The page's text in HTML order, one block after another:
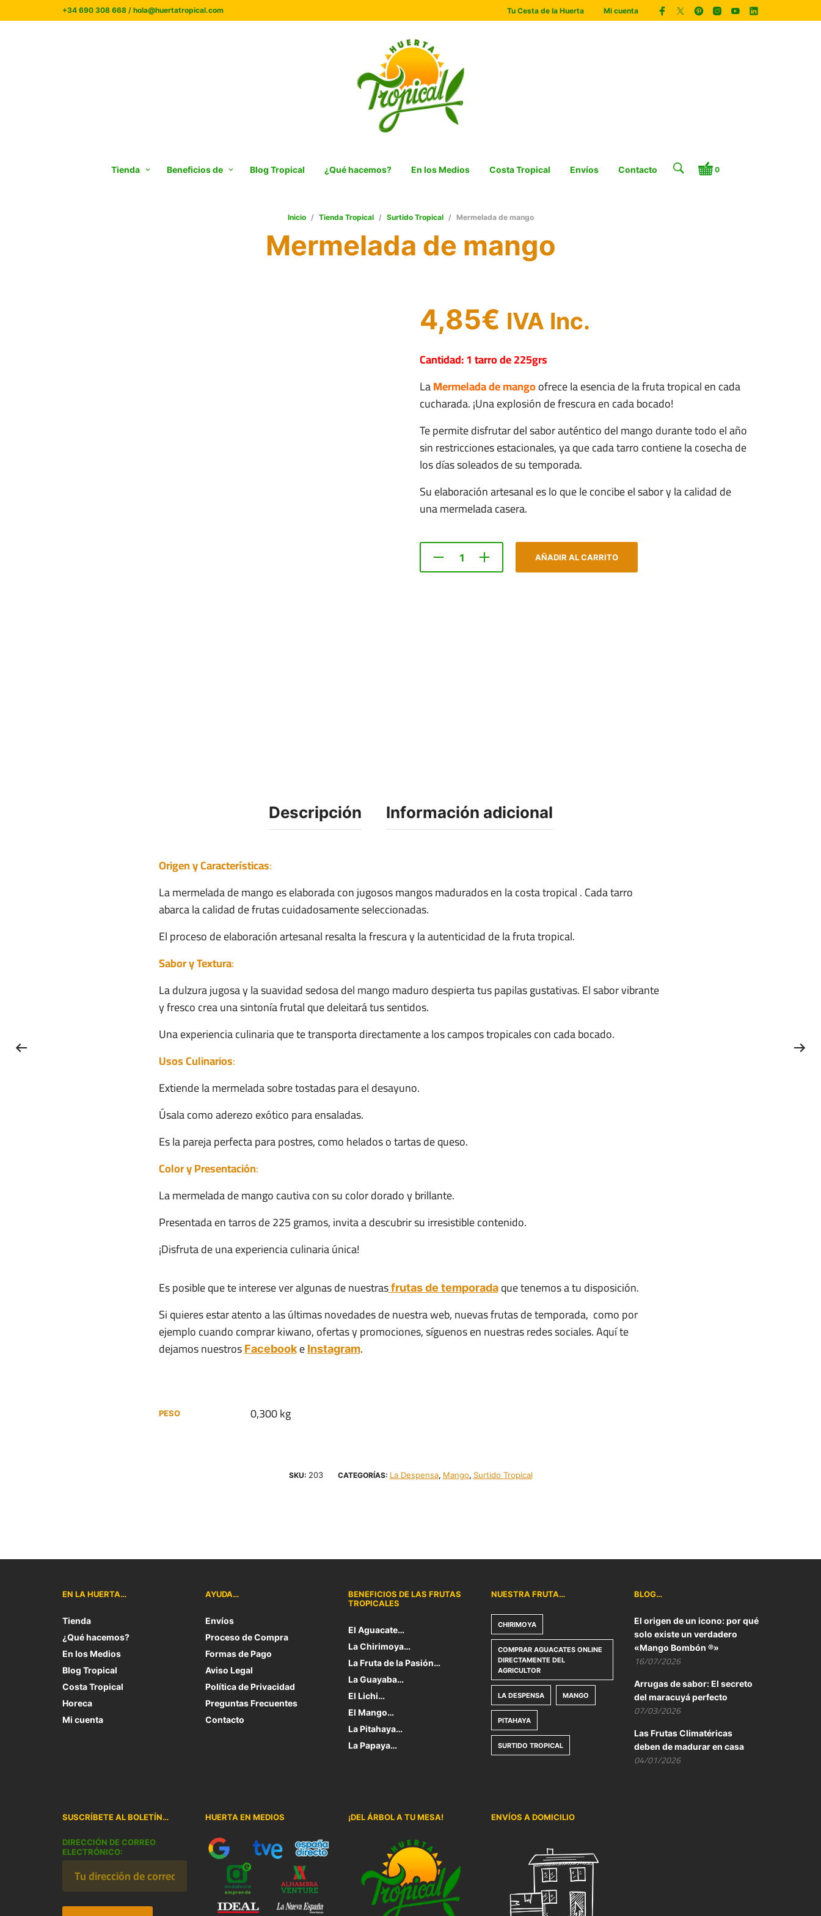
+34 690 308 668 / hola@huertatropical.com Tu Cesta de la Huerta Mi cuenta
Tienda Beneficios de Blog Tropical ¿Qué hacemos? En los Medios Costa Tropical Envíos Contacto 0
Inicio / Tienda Tropical / Surtido Tropical / Mermelada de mango
Mermelada de mango
4,85€ IVA Inc.
Cantidad: 1 tarro de 225grs
LaMermelada de mangoofrece la esencia de la fruta tropical en cada
cucharada. ¡Una explosión de frescura en cada bocado!
Te permite disfrutar del sabor auténtico del mango durante todo el año
sin restricciones estacionales, ya que cada tarro contiene la cosecha de
los días soleados de su temporada.
Su elaboración artesanal es lo que le concibe el sabor y la calidad de
una mermelada casera.
AÑADIR AL CARRITO
Descripción Información adicional
Origen y Características:
La mermelada de mango es elaborada con jugosos mangos madurados en la costa tropical . Cada tarro
abarca la calidad de frutas cuidadosamente seleccionadas.
El proceso de elaboración artesanal resalta la frescura y la autenticidad de la fruta tropical.
Sabor y Textura:
La dulzura jugosa y la suavidad sedosa del mango maduro despierta tus papilas gustativas. El sabor vibrante
y fresco crea una sintonía frutal que deleitará tus sentidos.
Una experiencia culinaria que te transporta directamente a los campos tropicales con cada bocado.
Usos Culinarios:
Extiende la mermelada sobre tostadas para el desayuno.
Úsala como aderezo exótico para ensaladas.
Es la pareja perfecta para postres, como helados o tartas de queso.
Color y Presentación:
La mermelada de mango cautiva con su color dorado y brillante.
Presentada en tarros de 225 gramos, invita a descubrir su irresistible contenido.
¡Disfruta de una experiencia culinaria única!
Es posible que te interese ver algunas de nuestrasfrutas de temporadaque tenemos a tu disposición.
Si quieres estar atento a las últimas novedades de nuestra web, nuevas frutas de temporada, como por
ejemplo cuando comprar kiwano, ofertas y promociones, síguenos en nuestras redes sociales. Aquí te
dejamos nuestrosFacebookeInstagram.
PESO 0,300 kg
SKU: 203 CATEGORÍAS: La Despensa, Mango, Surtido Tropical
EN LA HUERTA…
Tienda
¿Qué hacemos?
En los Medios
Blog Tropical
Costa Tropical
Horeca
Mi cuenta
AYUDA…
Envíos
Proceso de Compra
Formas de Pago
Aviso Legal
Política de Privacidad
Preguntas Frecuentes
Contacto
BENEFICIOS DE LAS FRUTAS
TROPICALES
El Aguacate…
La Chirimoya…
La Fruta de la Pasión…
La Guayaba…
El Lichi…
El Mango…
La Pitahaya…
La Papaya…
NUESTRA FRUTA…
CHIRIMOYA
COMPRAR AGUACATES ONLINE
DIRECTAMENTE DEL
AGRICULTOR
LA DESPENSA MANGO
PITAHAYA
SURTIDO TROPICAL
BLOG…
El origen de un icono: por qué
solo existe un verdadero
«Mango Bombón ®»
16/07/2026
Arrugas de sabor: El secreto
del maracuyá perfecto
07/03/2026
Las Frutas Climatéricas
deben de madurar en casa
04/01/2026
SUSCRÍBETE AL BOLETÍN…
DIRECCIÓN DE CORREO
ELECTRÓNICO:
HUERTA EN MEDIOS ¡DEL ÁRBOL A TU MESA! ENVÍOS A DOMICILIO